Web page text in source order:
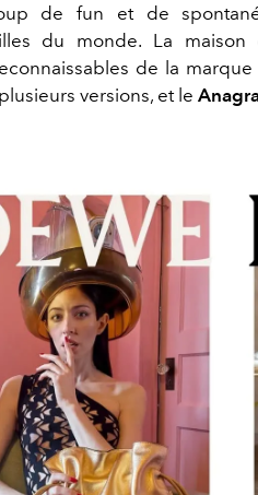
de fun et de
du monde. La
de la
versions, et le